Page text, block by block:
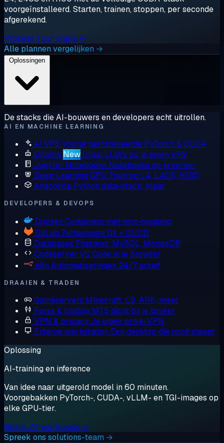
voorgeïnstalleerd. Starten, trainen, stoppen, per seconde
afgerekend.
Probeer 1 uur gratis →
Alle plannen vergelijken →
De stacks die AI-bouwers en developers echt uitrollen.
AI EN MACHINE LEARNING
AI VPS Vooraf geïnstalleerde PyTorch & CUDA
Ollama New Draai LLM's op je eigen VPS
Jupyter Notebooks Notebooks op je server
Deep Learning GPU Train op L4, L40S, H100
Anaconda Python data-stack, klaar
DEVELOPERS & DEVOPS
Docker Containers met root-toegang
GitLab Zelfgehoste Git + CI/CD
Databases Postgres, MySQL, MongoDB
Codeserver VS Code in je browser
n8n Automatiseringen 24/7 actief
DRAAIEN & TRADEN
Gameservers Minecraft, CS, ARK, meer
Forex & trading MT5 dicht bij je broker
VPN & privacyJe eigen privé-VPN
Externe werkstation Een desktop die nooit slaapt
Oplossing
AI-training en inference
Van idee naar uitgerold model in 60 minuten.
Voorgebakken PyTorch-, CUDA-, vLLM- en TGI-images op
elke GPU-tier.
Bekijk AI-workloads →
Spreek ons solutions-team →